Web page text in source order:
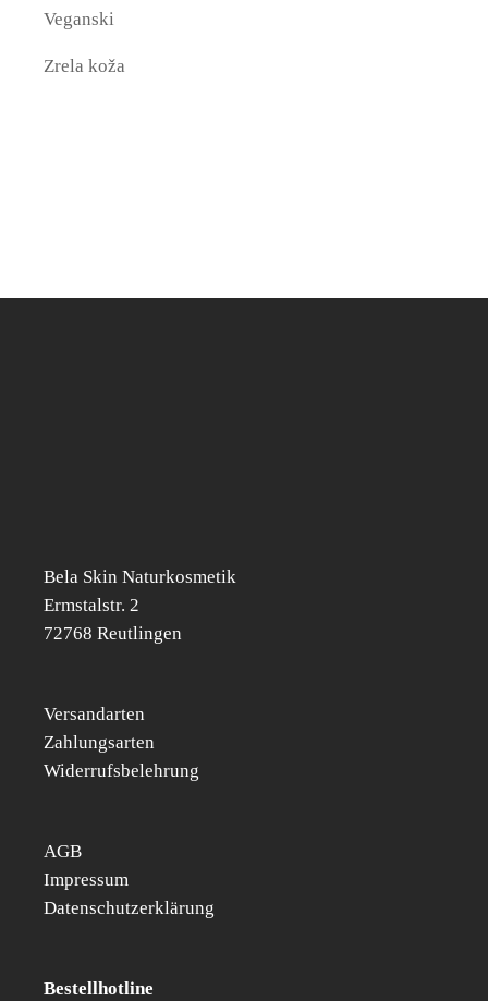
Veganski
Zrela koža
Bela Skin Naturkosmetik
Erm­s­tal­str. 2
72768 Reut­lin­gen
Versandarten
Zahlungsarten
Widerrufsbelehrung
AGB
Impressum
Datenschutzerklärung
Bestell­hot­line